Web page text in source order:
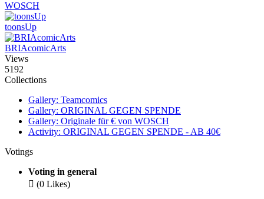
WOSCH
toonsUp
BRIAcomicArts
Views
5192
Collections
Gallery: Teamcomics
Gallery: ORIGINAL GEGEN SPENDE
Gallery: Originale für € von WOSCH
Activity: ORIGINAL GEGEN SPENDE - AB 40€
Votings
Voting in general
 (0 Likes)